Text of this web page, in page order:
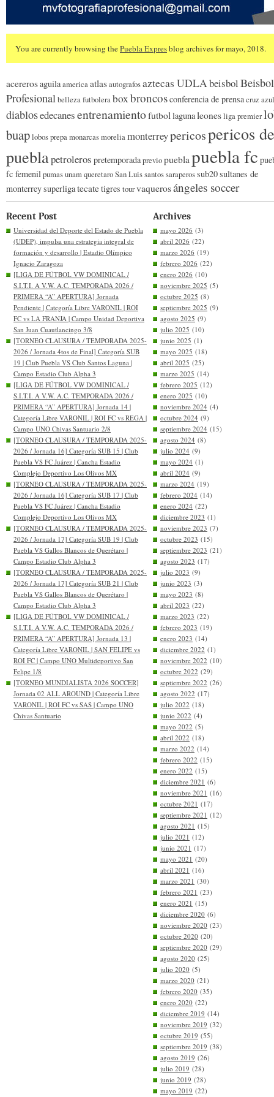
You are currently browsing thePuebla Expresblog archives for mayo, 2018.
acererosaguilaamericaatlasautografosaztecas UDLAbeisbolBeisbol
Profesionalbelleza futboleraboxbroncosconferencia de prensacruz azul
diablosedecanesentrenamientofutbollagunaleonesliga premier
buaplobos prepamonarcas moreliamonterreypericospericos de
pueblapetroleros pretemporadapreviopueblapuebla fc
fc femenilpumas unamqueretaroSan Luissantossaraperossub20sultanes de
monterreysuperligatecatetigres tourvaquerosángeles soccer
Recent Post
Universidad del Deporte del Estado de Puebla
(UDEP), impulsa una estrategia integral de
formación y desarrollo | Estadio Olímpico
Ignacio Zaragoza
[LIGA DE FÚTBOL VW DOMINICAL /
S.I.T.I. A V.W. A.C. TEMPORADA 2026 /
PRIMERA “A” APERTURA] Jornada
Pendiente | Categoría Libre VARONIL | ROI
FC vs LA FRANJA | Campo Unidad Deportiva
San Juan Cuautlancingo 3/8
[TORNEO CLAUSURA / TEMPORADA 2025-
2026 / Jornada 4tos de Final] Categoría SUB
19 | Club Puebla VS Club Santos Laguna |
Campo Estadio Club Alpha 3
[LIGA DE FÚTBOL VW DOMINICAL /
S.I.T.I. A V.W. A.C. TEMPORADA 2026 /
PRIMERA “A” APERTURA] Jornada 14 |
Categoría Libre VARONIL | ROI FC vs REGA |
Campo UNO Chivas Santuario 2/8
[TORNEO CLAUSURA / TEMPORADA 2025-
2026 / Jornada 16] Categoría SUB 15 | Club
Puebla VS FC Juárez | Cancha Estadio
Complejo Deportivo Los Olivos MX
[TORNEO CLAUSURA / TEMPORADA 2025-
2026 / Jornada 16] Categoría SUB 17 | Club
Puebla VS FC Juárez | Cancha Estadio
Complejo Deportivo Los Olivos MX
[TORNEO CLAUSURA / TEMPORADA 2025-
2026 / Jornada 17] Categoría SUB 19 | Club
Puebla VS Gallos Blancos de Querétaro |
Campo Estadio Club Alpha 3
[TORNEO CLAUSURA / TEMPORADA 2025-
2026 / Jornada 17] Categoría SUB 21 | Club
Puebla VS Gallos Blancos de Querétaro |
Campo Estadio Club Alpha 3
[LIGA DE FÚTBOL VW DOMINICAL /
S.I.T.I. A V.W. A.C. TEMPORADA 2026 /
PRIMERA “A” APERTURA] Jornada 13 |
Categoría Libre VARONIL | SAN FELIPE vs
ROI FC | Campo UNO Multideportivo San
Felipe 1/8
[TORNEO MUNDIALISTA 2026 SOCCER]
Jornada 02 ALL AROUND | Categoría Libre
VARONIL | ROI FC vs SAS | Campo UNO
Chivas Santuario
Archives
mayo 2026 (3)
abril 2026 (22)
marzo 2026 (19)
febrero 2026 (22)
enero 2026 (10)
noviembre 2025 (5)
octubre 2025 (8)
septiembre 2025 (9)
agosto 2025 (9)
julio 2025 (10)
junio 2025 (1)
mayo 2025 (18)
abril 2025 (25)
marzo 2025 (14)
febrero 2025 (12)
enero 2025 (10)
noviembre 2024 (4)
octubre 2024 (9)
septiembre 2024 (15)
agosto 2024 (8)
julio 2024 (9)
mayo 2024 (1)
abril 2024 (9)
marzo 2024 (19)
febrero 2024 (14)
enero 2024 (22)
diciembre 2023 (1)
noviembre 2023 (7)
octubre 2023 (15)
septiembre 2023 (21)
agosto 2023 (17)
julio 2023 (9)
junio 2023 (3)
mayo 2023 (8)
abril 2023 (22)
marzo 2023 (22)
febrero 2023 (19)
enero 2023 (14)
diciembre 2022 (1)
noviembre 2022 (10)
octubre 2022 (29)
septiembre 2022 (26)
agosto 2022 (17)
julio 2022 (18)
junio 2022 (4)
mayo 2022 (5)
abril 2022 (18)
marzo 2022 (14)
febrero 2022 (15)
enero 2022 (15)
diciembre 2021 (6)
noviembre 2021 (16)
octubre 2021 (17)
septiembre 2021 (12)
agosto 2021 (15)
julio 2021 (12)
junio 2021 (17)
mayo 2021 (20)
abril 2021 (16)
marzo 2021 (30)
febrero 2021 (23)
enero 2021 (15)
diciembre 2020 (6)
noviembre 2020 (23)
octubre 2020 (20)
septiembre 2020 (29)
agosto 2020 (25)
julio 2020 (5)
marzo 2020 (21)
febrero 2020 (35)
enero 2020 (22)
diciembre 2019 (14)
noviembre 2019 (32)
octubre 2019 (55)
septiembre 2019 (38)
agosto 2019 (26)
julio 2019 (28)
junio 2019 (28)
mayo 2019 (22)